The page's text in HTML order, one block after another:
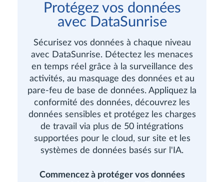
Protégez vos données
avec DataSunrise
Sécurisez vos données à chaque niveau
avec DataSunrise. Détectez les menaces
en temps réel grâce à la surveillance des
activités, au masquage des données et au
pare-feu de base de données. Appliquez la
conformité des données, découvrez les
données sensibles et protégez les charges
de travail via plus de 50 intégrations
supportées pour le cloud, sur site et les
systèmes de données basés sur l'IA.
Commencez à protéger vos données